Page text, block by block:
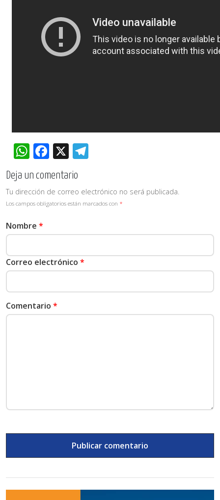
WhatsApp
Facebook
X
Deja un comentario
Tu dirección de correo electrónico no será publicada.
Los campos obligatorios están marcados con *
Nombre *
Correo electrónico *
Comentario *